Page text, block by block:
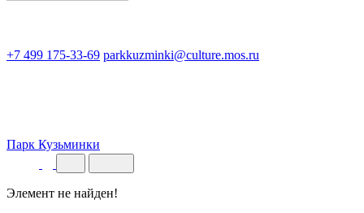
+7 499 175-33-69 parkkuzminki@culture.mos.ru
Парк Кузьминки
Элемент не найден!